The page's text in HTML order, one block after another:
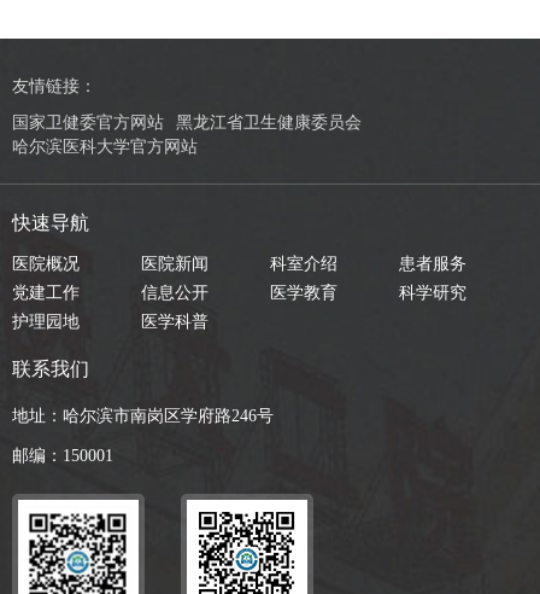
友情链接：
国家卫健委官方网站
黑龙江省卫生健康委员会
哈尔滨医科大学官方网站
快速导航
医院概况 医院新闻 科室介绍
患者服务
党建工作
信息公开 医学教育
科学研究
护理园地
医学科普
联系我们
地址：哈尔滨市南岗区学府路246号
邮编：150001